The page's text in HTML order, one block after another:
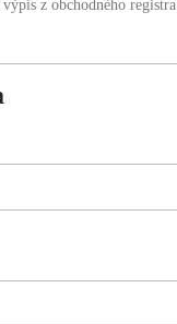
z obchodného registra